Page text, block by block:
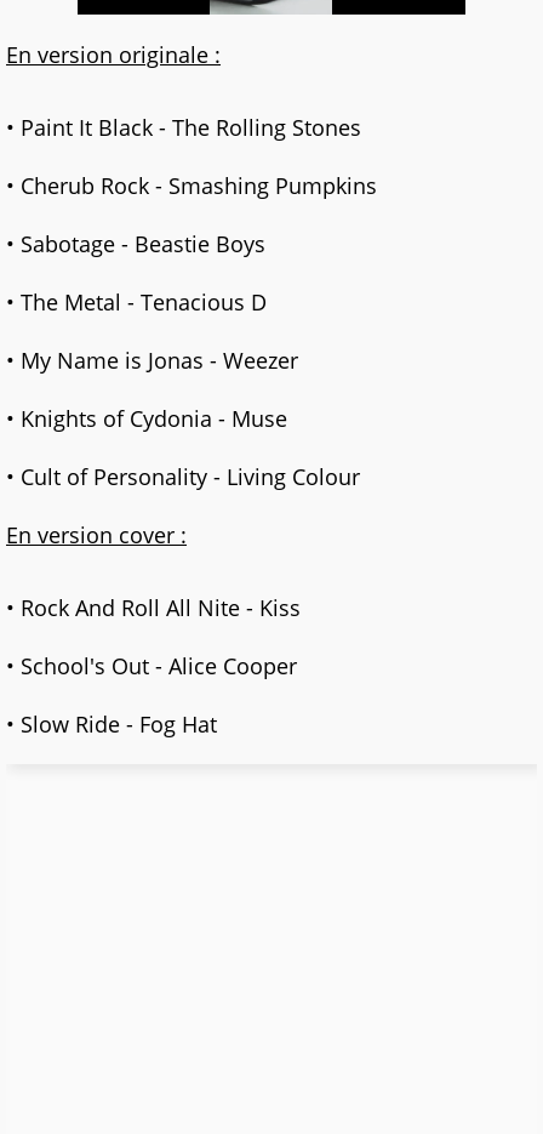
En version originale :
• Paint It Black - The Rolling Stones
• Cherub Rock - Smashing Pumpkins
• Sabotage - Beastie Boys
• The Metal - Tenacious D
• My Name is Jonas - Weezer
• Knights of Cydonia - Muse
• Cult of Personality - Living Colour
En version cover :
• Rock And Roll All Nite - Kiss
• School's Out - Alice Cooper
• Slow Ride - Fog Hat